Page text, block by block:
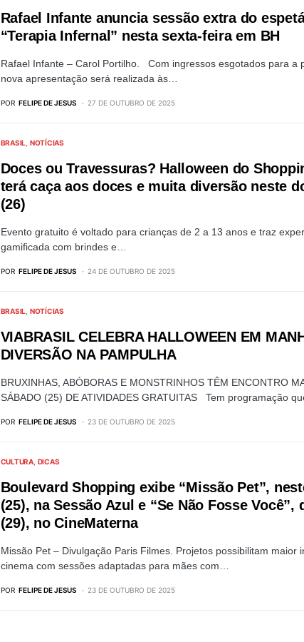
Rafael Infante anuncia sessão extra do
“Terapia Infernal” nesta sexta-feira em BH
Rafael Infante – Carol Portilho. Com ingressos esgotados para a
nova apresentação será realizada às…
POR FELIPE DE JESUS 27 DE OUTUBRO DE 2025
BRASIL NOTÍCIAS
Doces ou Travessuras? Halloween do
terá caça aos doces e muita diversão neste
(26)
Evento gratuito é voltado para crianças de 2 a 13 anos e traz
gamificada com brindes e…
POR FELIPE DE JESUS 24 DE OUTUBRO DE 2025
BRASIL NOTÍCIAS
VIABRASIL CELEBRA HALLOWEEN EM
DIVERSÃO NA PAMPULHA
BRUXINHAS, ABÓBORAS E MONSTRINHOS TÊM ENCONTRO
SÁBADO (25) DE ATIVIDADES GRATUITAS Tem programação
POR FELIPE DE JESUS 23 DE OUTUBRO DE 2025
CULTURA DICAS
Boulevard Shopping exibe “Missão Pet”,
(25), na Sessão Azul e “Se Não Fosse Você”,
(29), no CineMaterna
Missão Pet – Divulgação Paris Filmes. Projetos possibilitam maior
cinema com sessões adaptadas para mães com…
POR FELIPE DE JESUS 23 DE OUTUBRO DE 2025